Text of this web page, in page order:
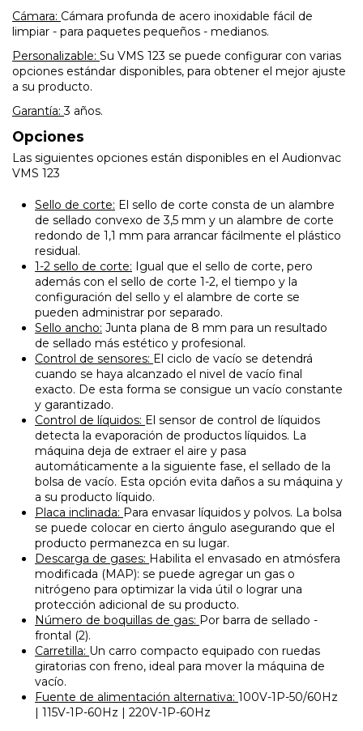
Cámara: Cámara profunda de acero inoxidable fácil de
limpiar - para paquetes pequeños - medianos.
Personalizable: Su VMS 123 se puede configurar con varias
opciones estándar disponibles, para obtener el mejor ajuste
a su producto.
Garantía:3 años.
Opciones
Las siguientes opciones están disponibles en el Audionvac
VMS 123
Sello de corte: El sello de corte consta de un alambre
de sellado convexo de 3,5 mm y un alambre de corte
redondo de 1,1 mm para arrancar fácilmente el plástico
residual.
1-2 sello de corte: Igual que el sello de corte, pero
además con el sello de corte 1-2, el tiempo y la
configuración del sello y el alambre de corte se
pueden administrar por separado.
Sello ancho: Junta plana de 8 mm para un resultado
de sellado más estético y profesional.
Control de sensores: El ciclo de vacío se detendrá
cuando se haya alcanzado el nivel de vacío final
exacto. De esta forma se consigue un vacío constante
y garantizado.
Control de líquidos: El sensor de control de líquidos
detecta la evaporación de productos líquidos. La
máquina deja de extraer el aire y pasa
automáticamente a la siguiente fase, el sellado de la
bolsa de vacío. Esta opción evita daños a su máquina y
a su producto líquido.
Placa inclinada: Para envasar líquidos y polvos. La bolsa
se puede colocar en cierto ángulo asegurando que el
producto permanezca en su lugar.
Descarga de gases: Habilita el envasado en atmósfera
modificada (MAP): se puede agregar un gas o
nitrógeno para optimizar la vida útil o lograr una
protección adicional de su producto.
Número de boquillas de gas: Por barra de sellado -
frontal (2).
Carretilla: Un carro compacto equipado con ruedas
giratorias con freno, ideal para mover la máquina de
vacío.
Fuente de alimentación alternativa: 100V-1P-50/60Hz
| 115V-1P-60Hz | 220V-1P-60Hz